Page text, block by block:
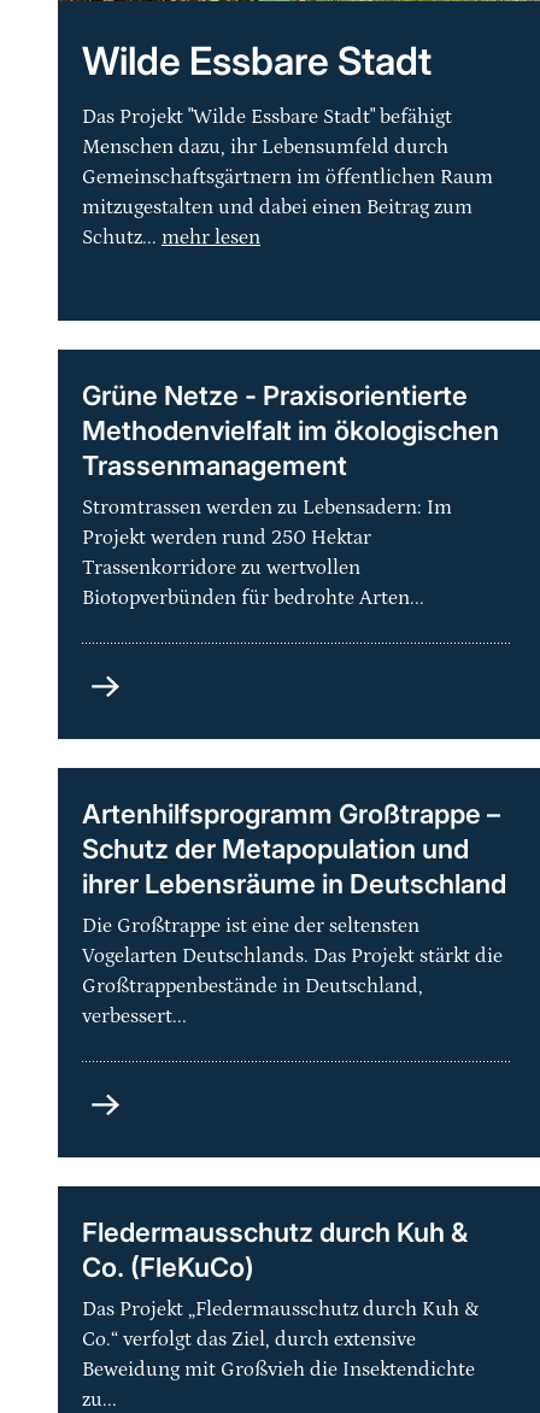
Wilde Essbare Stadt
Das Projekt "Wilde Essbare Stadt" befähigt
Menschen dazu, ihr Lebensumfeld durch
Gemeinschaftsgärtnern im öffentlichen Raum
mitzugestalten und dabei einen Beitrag zum
Schutz... mehr lesen
Grüne Netze - Praxisorientierte
Methodenvielfalt im ökologischen
Trassenmanagement
Stromtrassen werden zu Lebensadern: Im
Projekt werden rund 250 Hektar
Trassenkorridore zu wertvollen
Biotopverbünden für bedrohte Arten...
Grüne
-
Praxisorientierte
im
ökologischen
Trassenmanagement
Artenhilfsprogramm Großtrappe –
Schutz der Metapopulation und
ihrer Lebensräume in Deutschland
Die Großtrappe ist eine der seltensten
Vogelarten Deutschlands. Das Projekt stärkt die
Großtrappenbestände in Deutschland,
verbessert...
Artenhilfsprogramm
–
Schutz
Metapopulation
und
ihrer
Lebensräume
in
Deutschland
Fledermausschutz durch Kuh &
Co. (FleKuCo)
Das Projekt „Fledermausschutz durch Kuh &
Co.“ verfolgt das Ziel, durch extensive
Beweidung mit Großvieh die Insektendichte
zu...